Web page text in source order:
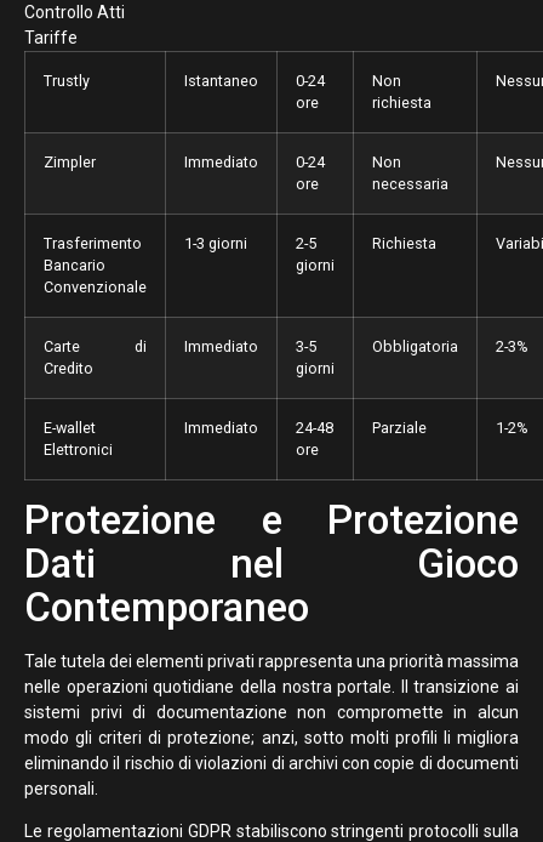
Controllo Atti
Tariffe
Trustly Istantaneo
0-24
ore
Non
richiesta
Zimpler Immediato
0-24
ore
Non
necessaria
Trasferimento
Bancario
Convenzionale
1-3 giorni
2-5
giorni
Richiesta
Carte di
Credito
Immediato
3-5
giorni
Obbligatoria 2-3%
E-wallet
Elettronici
Immediato
24-48
ore
Parziale 1-2%
Protezione e Protezione
Dati nel Gioco
Contemporaneo
Tale tutela dei elementi privati rappresenta una priorità massima
nelle operazioni quotidiane della nostra portale. Il transizione ai
sistemi privi di documentazione non compromette in alcun
modo gli criteri di protezione; anzi, sotto molti profili li migliora
eliminando il rischio di violazioni di archivi con copie di documenti
personali.
Le regolamentazioni GDPR stabiliscono stringenti protocolli sulla